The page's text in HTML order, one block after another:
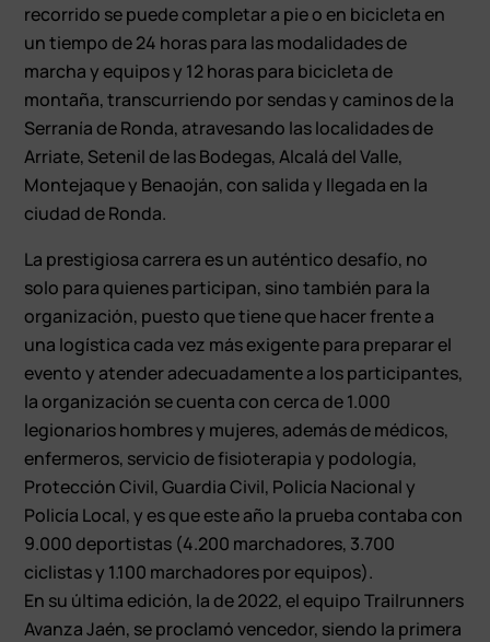
recorrido se puede completar a pie o en bicicleta en
un tiempo de 24 horas para las modalidades de
marcha y equipos y 12 horas para bicicleta de
montaña, transcurriendo por sendas y caminos de la
Serranía de Ronda, atravesando las localidades de
Arriate, Setenil de las Bodegas, Alcalá del Valle,
Montejaque y Benaoján, con salida y llegada en la
ciudad de Ronda.
La prestigiosa carrera es un auténtico desafío, no
solo para quienes participan, sino también para la
organización, puesto que tiene que hacer frente a
una logística cada vez más exigente para preparar el
evento y atender adecuadamente a los participantes,
la organización se cuenta con cerca de 1.000
legionarios hombres y mujeres, además de médicos,
enfermeros, servicio de fisioterapia y podología,
Protección Civil, Guardia Civil, Policía Nacional y
Policía Local, y es que este año la prueba contaba con
9.000 deportistas (4.200 marchadores, 3.700
ciclistas y 1.100 marchadores por equipos).
En su última edición, la de 2022, el equipo Trailrunners
Avanza Jaén, se proclamó vencedor, siendo la primera